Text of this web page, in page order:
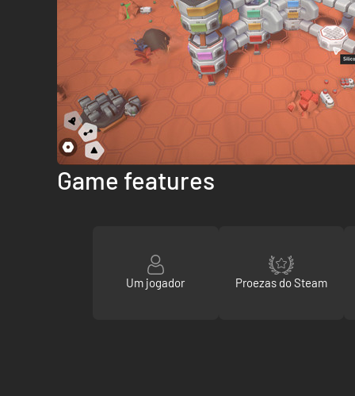
Game features
Um jogador Proezas do Steam